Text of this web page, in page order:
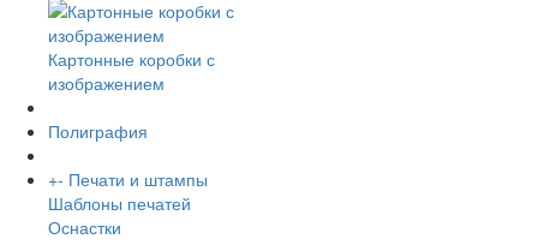
Картонные коробки с
изображением
Полиграфия
+- Печати и штампы
Шаблоны печатей
Оснастки